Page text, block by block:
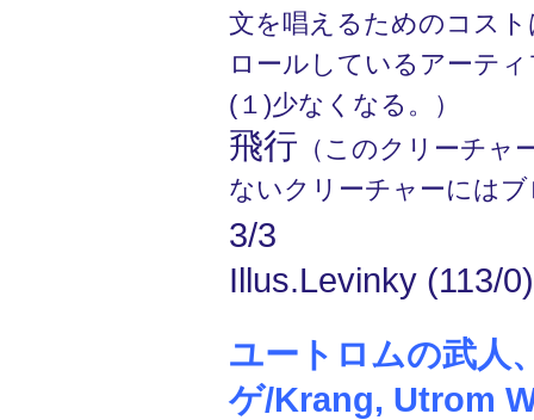
文を唱えるためのコス
ロールしているアーテ
(１)少なくなる。）
飛行 （このクリーチャ
ないクリーチャーには
3/3
Illus.Levinky (113/0)
ユートロムの武人
ゲ/Krang, Utrom